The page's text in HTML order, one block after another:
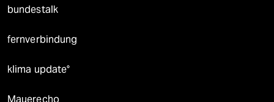
bundestalk
fernverbindung
klima update°
Mauerecho